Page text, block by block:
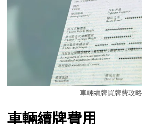
車輛續牌買牌費攻略
車輛續牌費用